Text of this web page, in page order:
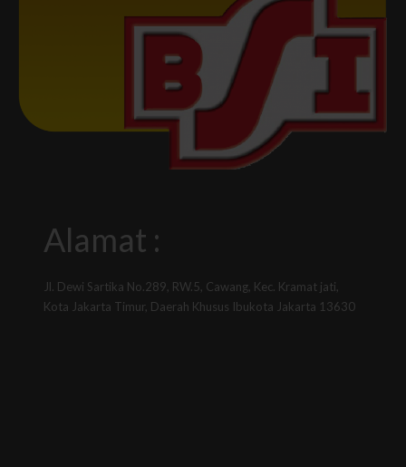
Alamat :
Jl. Dewi Sartika No.289, RW.5, Cawang, Kec. Kramat jati,
Kota Jakarta Timur, Daerah Khusus Ibukota Jakarta 13630